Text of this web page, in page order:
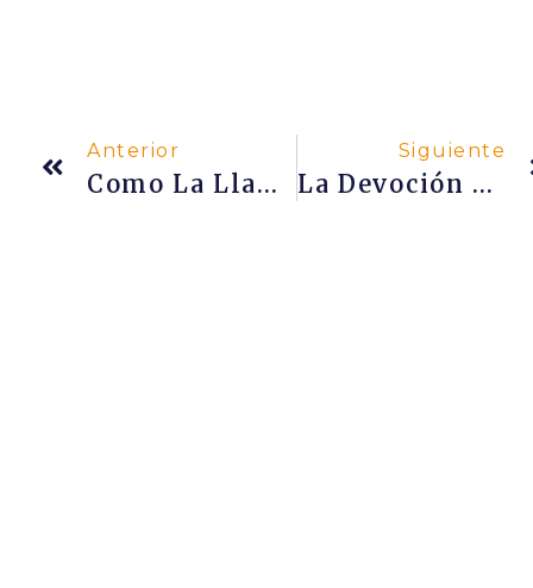
Anterior
Como La Llama De Una Vela En Un Lugar Sin Viento
Siguiente
La Devoción Y Las Perlas De La Sabiduría